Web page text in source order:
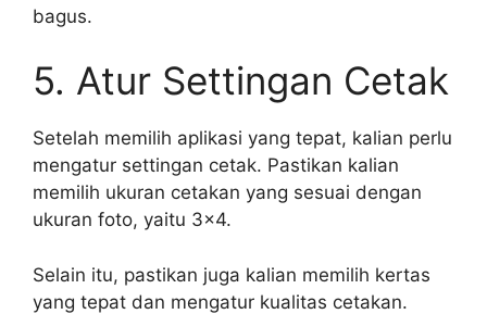
bagus.
5. Atur Settingan Cetak
Setelah memilih aplikasi yang tepat, kalian perlu
mengatur settingan cetak. Pastikan kalian
memilih ukuran cetakan yang sesuai dengan
ukuran foto, yaitu 3×4.
Selain itu, pastikan juga kalian memilih kertas
yang tepat dan mengatur kualitas cetakan.